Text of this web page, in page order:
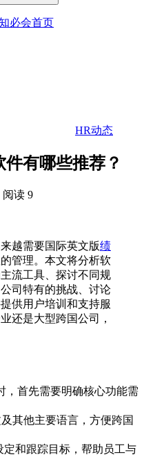
必会首页
HR动态
有哪些推荐？
阅读 9
越需要国际英文版绩
管理。本文将分析软
流工具、探讨不同规
司特有的挑战、讨论
供用户培训和支持服
还是大型跨国公司，
，首先需要明确核心功能需
其他主要语言，方便跨国
定和跟踪目标，帮助员工与